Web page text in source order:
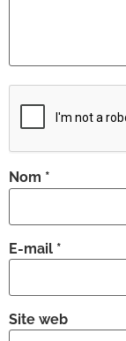
Nom *
E-mail *
Site web